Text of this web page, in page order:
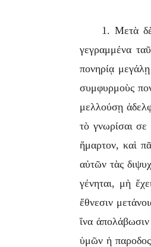
1. Μετὰ
γεγραμμένα
πονηρίᾳ
συμφυρμοὺς
μελλούσῃ
τὸ γνωρίσαι σε
ἥμαρτον, καὶ
αὐτῶν τὰς
γένηται, μὴ
ἔθνεσιν
ἵνα
ὑμῶν ἡ παροδος